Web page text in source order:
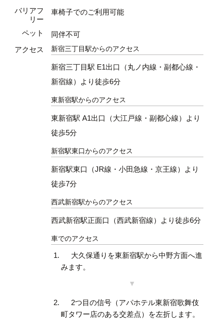
バリアフ
リー
車椅子でのご利用可能
ペット
同伴不可
アクセス
新宿三丁目駅からのアクセス
新宿三丁目駅 E1出口（丸ノ内線・副都心線・
新宿線）より徒歩6分
東新宿駅からのアクセス
東新宿駅 A1出口（大江戸線・副都心線）より
徒歩5分
新宿駅東口からのアクセス
新宿駅東口（JR線・小田急線・京王線）より
徒歩7分
西武新宿駅からのアクセス
西武新宿駅正面口（西武新宿線）より徒歩6分
車でのアクセス
大久保通りを東新宿駅から中野方面へ進
みます。
2つ目の信号（アパホテル東新宿歌舞伎
町タワー店のある交差点）を左折します。